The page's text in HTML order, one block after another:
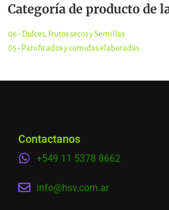
Categoría de producto de
06 - Dulces, Frutos secos y Semillas
05 - Panificados y comidas elaboradas
Contactanos
+549 11 5378 8662
info@hsv.com.ar